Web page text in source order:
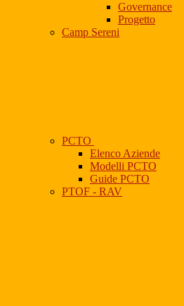
Governance
Progetto
Camp Sereni
PCTO
Elenco Aziende
Modelli PCTO
Guide PCTO
PTOF - RAV